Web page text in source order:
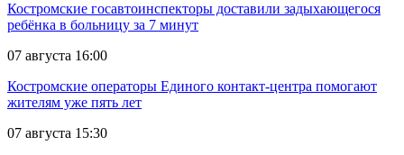
Костромские госавтоинспекторы доставили задыхающегося
ребёнка в больницу за 7 минут
07 августа 16:00
Костромские операторы Единого контакт-центра помогают
жителям уже пять лет
07 августа 15:30